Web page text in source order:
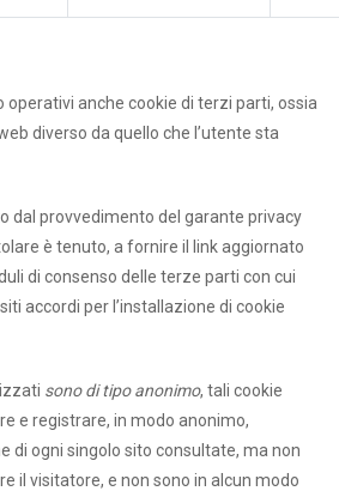
operativi anche cookie di terzi parti, ossia
diverso da quello che l’utente sta
dal provvedimento del garante privacy
è tenuto, a fornire il link aggiornato
di consenso delle terze parti con cui
accordi per l’installazione di cookie
sono di tipo anonimo, tali cookie
e registrare, in modo anonimo,
di ogni singolo sito consultate, ma non
il visitatore, e non sono in alcun modo